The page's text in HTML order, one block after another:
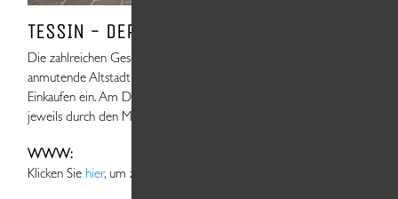
TESSIN - DER MARKT VON LUGANO
Die zahlreichen Geschäfte von Lugano, der italienisch
anmutende Altstadt laden zum gemütlichen Bummeln und
Einkaufen ein. Am Dienstag und Freitag wird das Angebot
jeweils durch den Markt ergänzt
WWW:
Klicken Sie hier, um zur Website zu gelangen.